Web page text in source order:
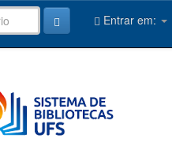
Entrar em: